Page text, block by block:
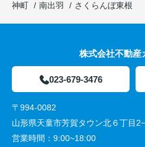
神町
南出羽 さくらんぼ東根
株式会社不動産
023-679-3476
〒994-0082
山形県天童市芳賀タウン北６丁目
営業時間： 9:00~18:00